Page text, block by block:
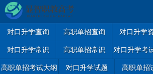
对口升学查询 高职单招查询 对口升学
对口升学常识 高职单招常识 对口升学考
高职单招考试大纲 对口升学试题 高职单招